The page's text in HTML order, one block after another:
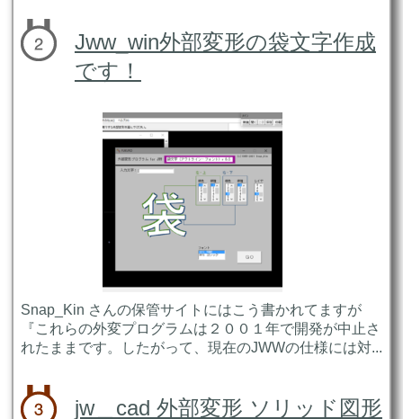
Jww_win外部変形の袋文字作成
です！
Snap_Kin さんの保管サイトにはこう書かれてますが
『これらの外変プログラムは２００１年で開発が中止さ
れたままです。したがって、現在のJWWの仕様には対...
jw＿cad 外部変形 ソリッド図形